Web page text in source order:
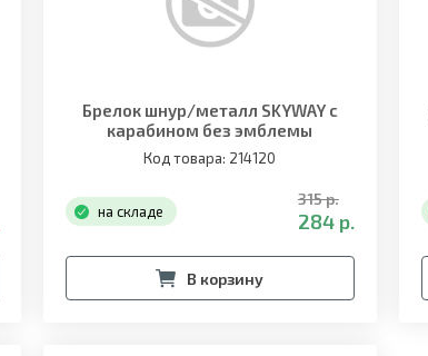
Брелок шнур/металл SKYWAY с
карабином без эмблемы
Код товара: 214120
на складе
315 р.
284 р.
В корзину